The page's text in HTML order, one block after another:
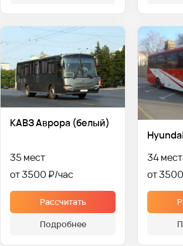
КАВЗ Аврора (белый)
35 мест
от 3500 ₽
Рассчитать
Подробнее
34
от